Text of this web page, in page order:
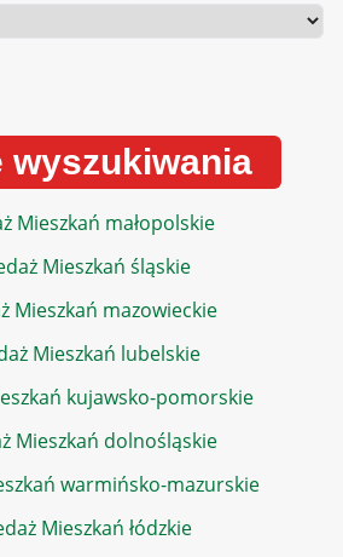
wyszukiwania
Mieszkań małopolskie
Mieszkań śląskie
Mieszkań mazowieckie
Mieszkań lubelskie
kujawsko-pomorskie
Mieszkań dolnośląskie
warmińsko-mazurskie
Mieszkań łódzkie